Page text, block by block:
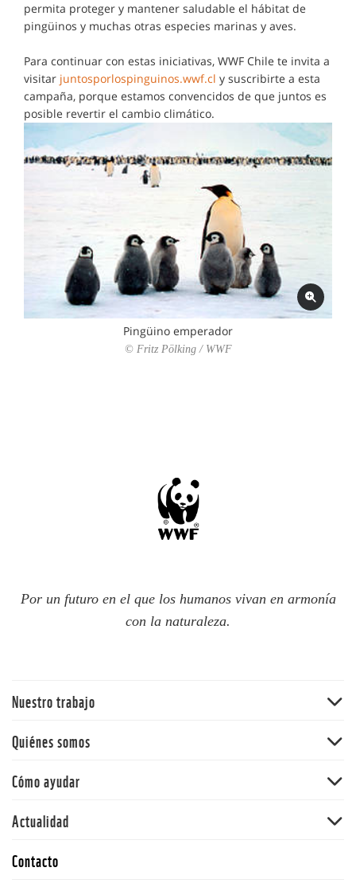
permita proteger y mantener saludable el hábitat de
pingüinos y muchas otras especies marinas y aves.
Para continuar con estas iniciativas, WWF Chile te invita a
visitar juntosporlospinguinos.wwf.cl y suscribirte a esta
campaña, porque estamos convencidos de que juntos es
posible revertir el cambio climático.
Pingüino emperador
© Fritz Pölking / WWF
Por un futuro en el que los humanos vivan en armonía
con la naturaleza.
Nuestro trabajo
Océanos
Cambio climático
Ciudadanos conscientes
La Hora del Planeta
Quiénes somos
WWF en el mundo
Equipo
Trabaja con nosotros
Cómo ayudar
Adopta
Actualidad
Contacto